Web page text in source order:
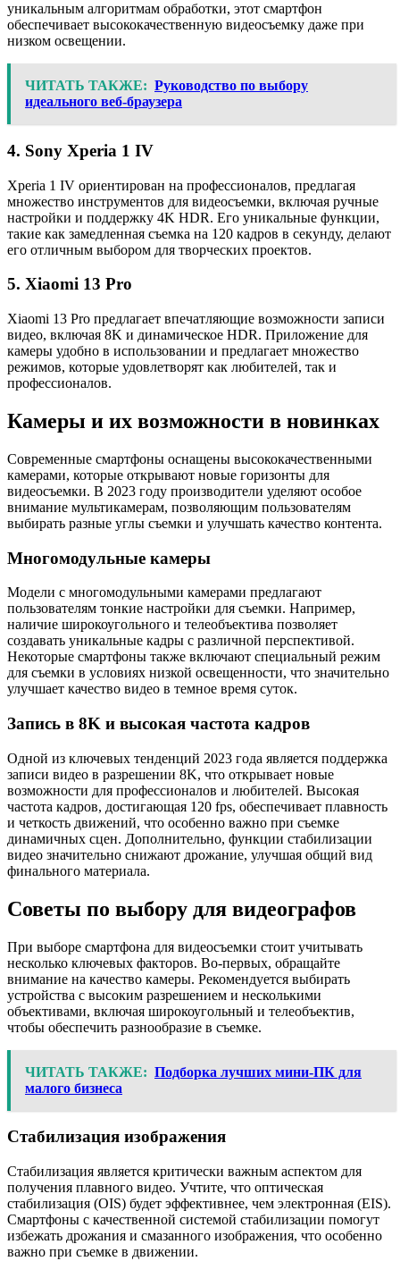
уникальным алгоритмам обработки, этот смартфон
обеспечивает высококачественную видеосъемку даже при
низком освещении.
ЧИТАТЬ ТАКЖЕ: Руководство по выбору
идеального веб-браузера
4. Sony Xperia 1 IV
Xperia 1 IV ориентирован на профессионалов, предлагая
множество инструментов для видеосъемки, включая ручные
настройки и поддержку 4K HDR. Его уникальные функции,
такие как замедленная съемка на 120 кадров в секунду, делают
его отличным выбором для творческих проектов.
5. Xiaomi 13 Pro
Xiaomi 13 Pro предлагает впечатляющие возможности записи
видео, включая 8K и динамическое HDR. Приложение для
камеры удобно в использовании и предлагает множество
режимов, которые удовлетворят как любителей, так и
профессионалов.
Камеры и их возможности в новинках
Современные смартфоны оснащены высококачественными
камерами, которые открывают новые горизонты для
видеосъемки. В 2023 году производители уделяют особое
внимание мультикамерам, позволяющим пользователям
выбирать разные углы съемки и улучшать качество контента.
Многомодульные камеры
Модели с многомодульными камерами предлагают
пользователям тонкие настройки для съемки. Например,
наличие широкоугольного и телеобъектива позволяет
создавать уникальные кадры с различной перспективой.
Некоторые смартфоны также включают специальный режим
для съемки в условиях низкой освещенности, что значительно
улучшает качество видео в темное время суток.
Запись в 8K и высокая частота кадров
Одной из ключевых тенденций 2023 года является поддержка
записи видео в разрешении 8K, что открывает новые
возможности для профессионалов и любителей. Высокая
частота кадров, достигающая 120 fps, обеспечивает плавность
и четкость движений, что особенно важно при съемке
динамичных сцен. Дополнительно, функции стабилизации
видео значительно снижают дрожание, улучшая общий вид
финального материала.
Советы по выбору для видеографов
При выборе смартфона для видеосъемки стоит учитывать
несколько ключевых факторов. Во-первых, обращайте
внимание на качество камеры. Рекомендуется выбирать
устройства с высоким разрешением и несколькими
объективами, включая широкоугольный и телеобъектив,
чтобы обеспечить разнообразие в съемке.
ЧИТАТЬ ТАКЖЕ: Подборка лучших мини-ПК для
малого бизнеса
Стабилизация изображения
Стабилизация является критически важным аспектом для
получения плавного видео. Учтите, что оптическая
стабилизация (OIS) будет эффективнее, чем электронная (EIS).
Смартфоны с качественной системой стабилизации помогут
избежать дрожания и смазанного изображения, что особенно
важно при съемке в движении.